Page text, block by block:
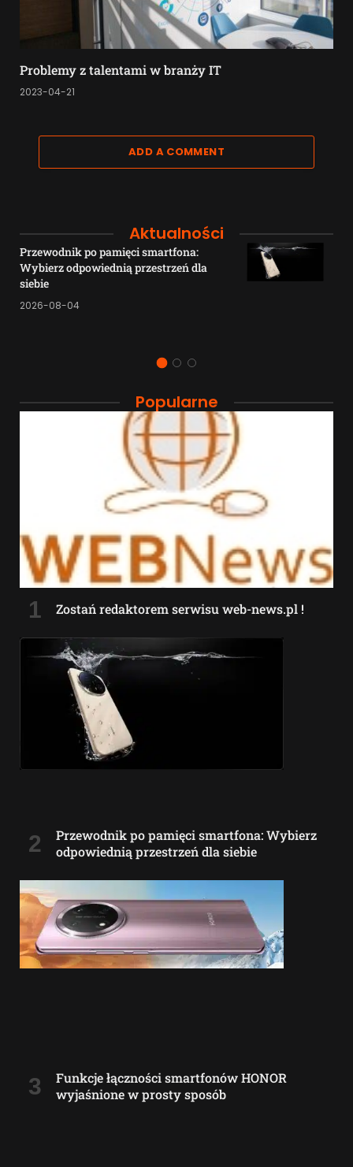
Problemy z talentami w branży IT
2023-04-21
ADD A COMMENT
Aktualności
Przewodnik po pamięci smartfona:
Wybierz odpowiednią przestrzeń dla
siebie
2026-08-04
Popularne
Zostań redaktorem serwisu web-news.pl !
Przewodnik po pamięci smartfona: Wybierz
odpowiednią przestrzeń dla siebie
Funkcje łączności smartfonów HONOR
wyjaśnione w prosty sposób